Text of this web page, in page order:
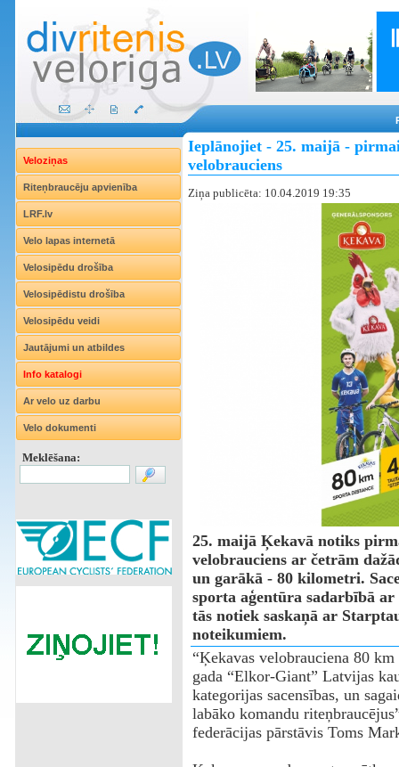
Veloziņas
Riteņbraucēju apvienība
LRF.lv
Velo lapas internetā
Velosipēdu drošība
Velosipēdistu drošība
Velosipēdu veidi
Jautājumi un atbildes
Info katalogi
Ar velo uz darbu
Velo dokumenti
Meklēšana:
Ieplānojiet - 25. maijā -
velobrauciens
Ziņa publicēta: 10.04.2019 19:35
25. maijā Ķekavā notiks
velobrauciens ar četrām
un garākā - 80 kilometri.
sporta aģentūra sadarbībā
tās notiek saskaņā ar
noteikumiem.
“Ķekavas velobrauciena 80
gada “Elkor-Giant” Latvijas
kategorijas sacensības, un
labāko komandu
federācijas pārstāvis Toms